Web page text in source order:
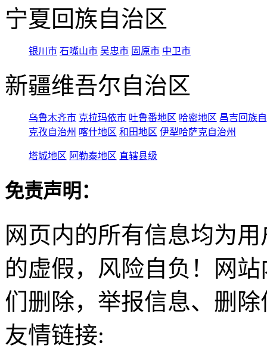
宁夏回族自治区
银川市 石嘴山市 吴忠市 固原市 中卫市
新疆维吾尔自治区
乌鲁木齐市 克拉玛依市 吐鲁番地区 哈密地区 昌吉回族
克孜自治州 喀什地区 和田地区 伊犁哈萨克自治州
塔城地区 阿勒泰地区 直辖县级
免责声明：
网页内的所有信息均为
的虚假，风险自负！网
们删除，举报信息、删
友情链接: